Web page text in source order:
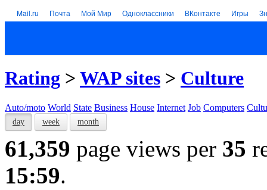
Mail.ru Почта Мой Мир Одноклассники ВКонтакте Игры
Rating > WAP sites > Culture
Auto/moto World State Business House Internet Job Computers
day week month
61,359 page views per 35
15:59.